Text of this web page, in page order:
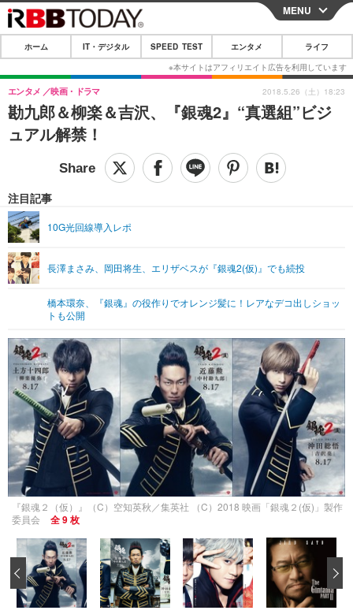
CLOSE
ホーム
IT・デジタル
IT・デジタルTOP スマートフォン
ショッピング その他
SPEED TEST
エンタメTOP 映画・ドラマ
グラビア ブログ
ショッピング その他
ライフTOP
リリース一覧
プッシュ通知の停止方法
MENU
ホーム IT・デジタル SPEED TEST エンタメ ライフ
勘九郎＆柳楽＆吉沢、『銀魂2』“真選組”ビジ
ュアル解禁！
エンタメ 映画・ドラマ
注目記事
10G光回線導入レポ
長澤まさみ、岡田将生、エリザベスが『銀魂2(仮)』でも続投
橋本環奈、『銀魂』の役作りでオレンジ髪に！レアなデコ出しショッ
トも公開
2018.5.26（土）18:23
『銀魂２（仮）』（C）空知英秋／集英社 （C）2018 映画「銀魂２(仮)」製作
委員会
全 9 枚
‹